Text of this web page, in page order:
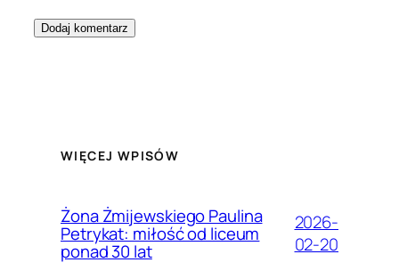
WIĘCEJ WPISÓW
Żona Żmijewskiego Paulina
Petrykat: miłość od liceum
ponad 30 lat
2026-
02-20